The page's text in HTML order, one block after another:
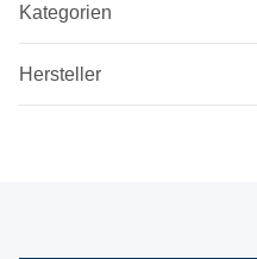
Kategorien
Hersteller